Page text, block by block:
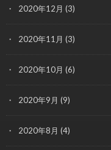
2020年12月 (3)
2020年11月 (3)
2020年10月 (6)
2020年9月 (9)
2020年8月 (4)